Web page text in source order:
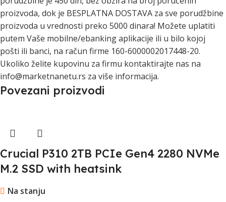
proizvoda, dok je BESPLATNA DOSTAVA za sve porudžbine
proizvoda u vrednosti preko 5000 dinara! Možete uplatiti
putem Vaše mobilne/ebanking aplikacije ili u bilo kojoj
pošti ili banci, na račun firme 160-6000002017448-20.
Ukoliko želite kupovinu za firmu kontaktirajte nas na
info@marketnanetu.rs za više informacija.
Povezani proizvodi
Crucial P310 2TB PCIe Gen4 2280 NVMe
M.2 SSD with heatsink
Na stanju